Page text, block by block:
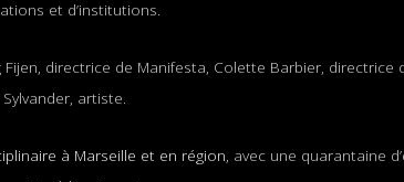
et d’institutions.
directrice de Manifesta, Colette Barbier, directrice
artiste.
à Marseille et en région, avec une quarantaine